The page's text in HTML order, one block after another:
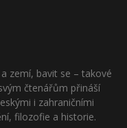
zemí, bavit se – takové
čtenářům přináší
i zahraničními
filozofie a historie.